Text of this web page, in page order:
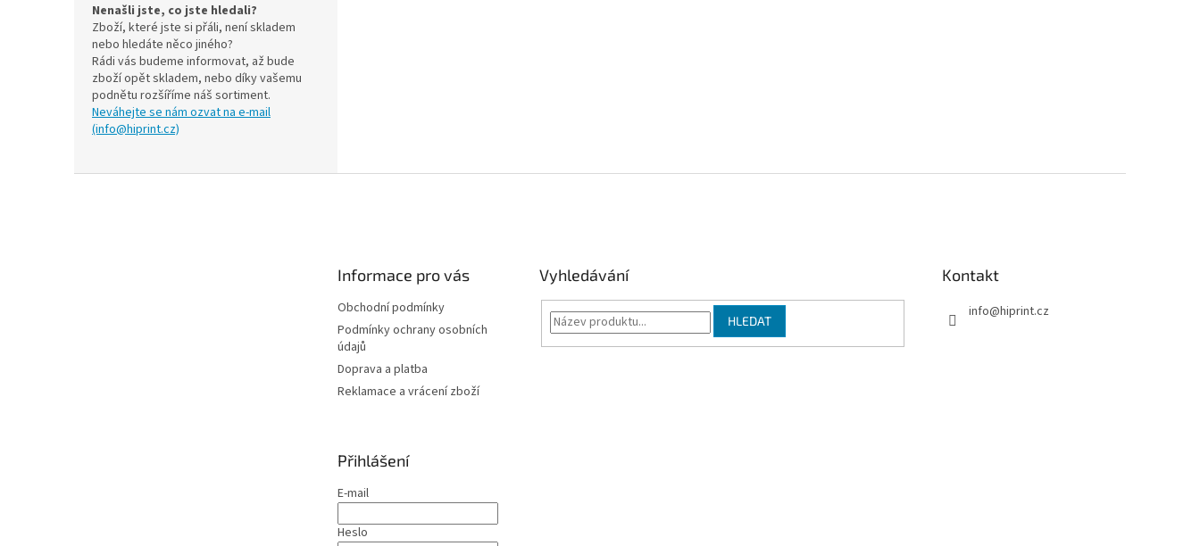
Nenašli jste, co jste hledali?
Zboží, které jste si přáli, není skladem
nebo hledáte něco jiného?
Rádi vás budeme informovat, až bude
zboží opět skladem, nebo díky vašemu
podnětu rozšíříme náš sortiment.
Neváhejte se nám ozvat na e-mail
(info@hiprint.cz)
Informace pro vás
Obchodní podmínky
Podmínky ochrany osobních
údajů
Doprava a platba
Reklamace a vrácení zboží
Vyhledávání
HLEDAT
Kontakt
info@hiprint.cz
Přihlášení
E-mail
Heslo